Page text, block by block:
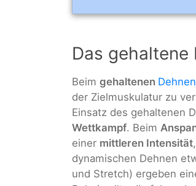
Das gehaltene
Beim gehaltenen Dehnen
der Zielmuskulatur zu
Einsatz des gehaltenen
Wettkampf. Beim
einer mittleren Intensität
dynamischen Dehnen
und Stretch) ergeben